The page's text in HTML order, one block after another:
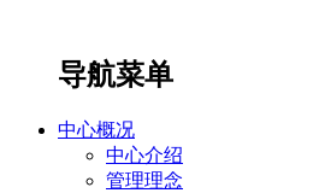
导航菜单
中心概况
中心介绍
管理理念